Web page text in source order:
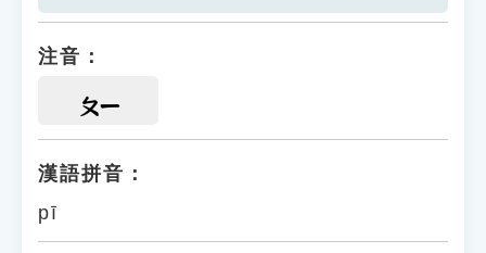
注音：
ㄆㄧ
漢語拼音：
pī